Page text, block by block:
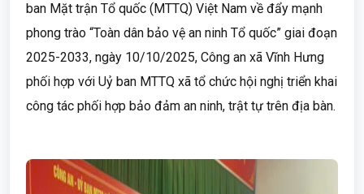
ban Mặt trận Tổ quốc (MTTQ) Việt Nam về đẩy mạnh
phong trào “Toàn dân bảo vệ an ninh Tổ quốc” giai đoạn
2025-2033, ngày 10/10/2025, Công an xã Vĩnh Hưng
phối hợp với Uỷ ban MTTQ xã tổ chức hội nghị triển khai
công tác phối hợp bảo đảm an ninh, trật tự trên địa bàn.